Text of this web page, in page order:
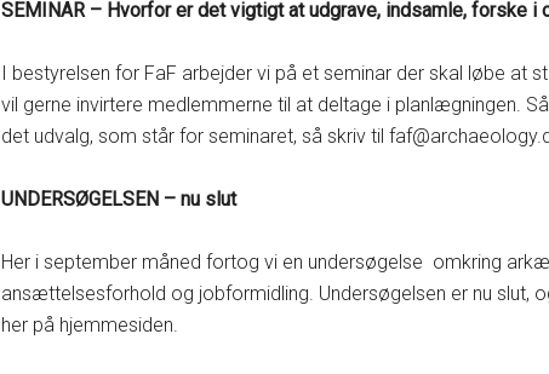
SEMINAR – Hvorfor er det vigtigt at udgrave, indsamle, forske i
I bestyrelsen for FaF arbejder vi på et seminar der skal løbe at
vil gerne invirtere medlemmerne til at deltage i planlægningen.
det udvalg, som står for seminaret, så skriv til
UNDERSØGELSEN – nu slut
Her i september måned fortog vi en undersøgelse omkring
ansættelsesforhold og jobformidling. Undersøgelsen er nu slut,
her på hjemmesiden.